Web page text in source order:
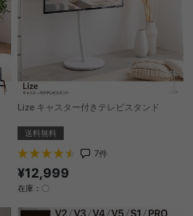
Lize キャスター付きテレビスタンド
送料無料
7件
¥12,999
在庫：〇